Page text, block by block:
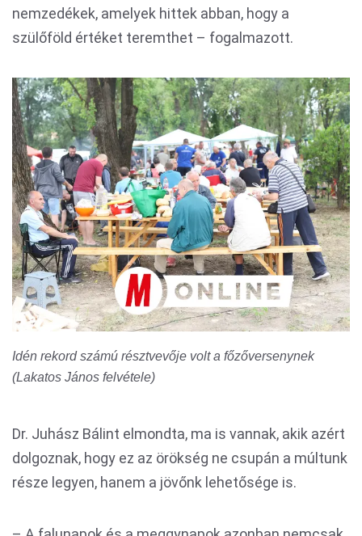
nemzedékek, amelyek hittek abban, hogy a
szülőföld értéket teremthet – fogalmazott.
Idén rekord számú résztvevője volt a főzőversenynek
(Lakatos János felvétele)
Dr. Juhász Bálint elmondta, ma is vannak, akik azért
dolgoznak, hogy ez az örökség ne csupán a múltunk
része legyen, hanem a jövőnk lehetősége is.